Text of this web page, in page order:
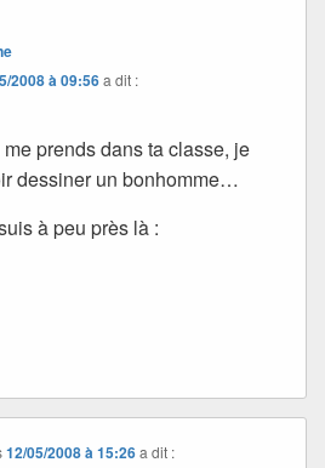
2008 à 09:56a dit :
prends dans ta classe, je
dessiner un bonhomme…
à peu près là :
12/05/2008 à 15:26 a dit :